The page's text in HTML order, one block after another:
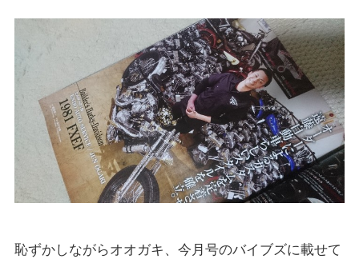
恥ずかしながらオオガキ、今月号のバイブズに載せて